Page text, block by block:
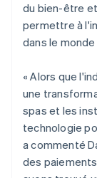
du bien-être
permettre à
dans le
« Alors que
une
spas et les
technologie
a commenté
des